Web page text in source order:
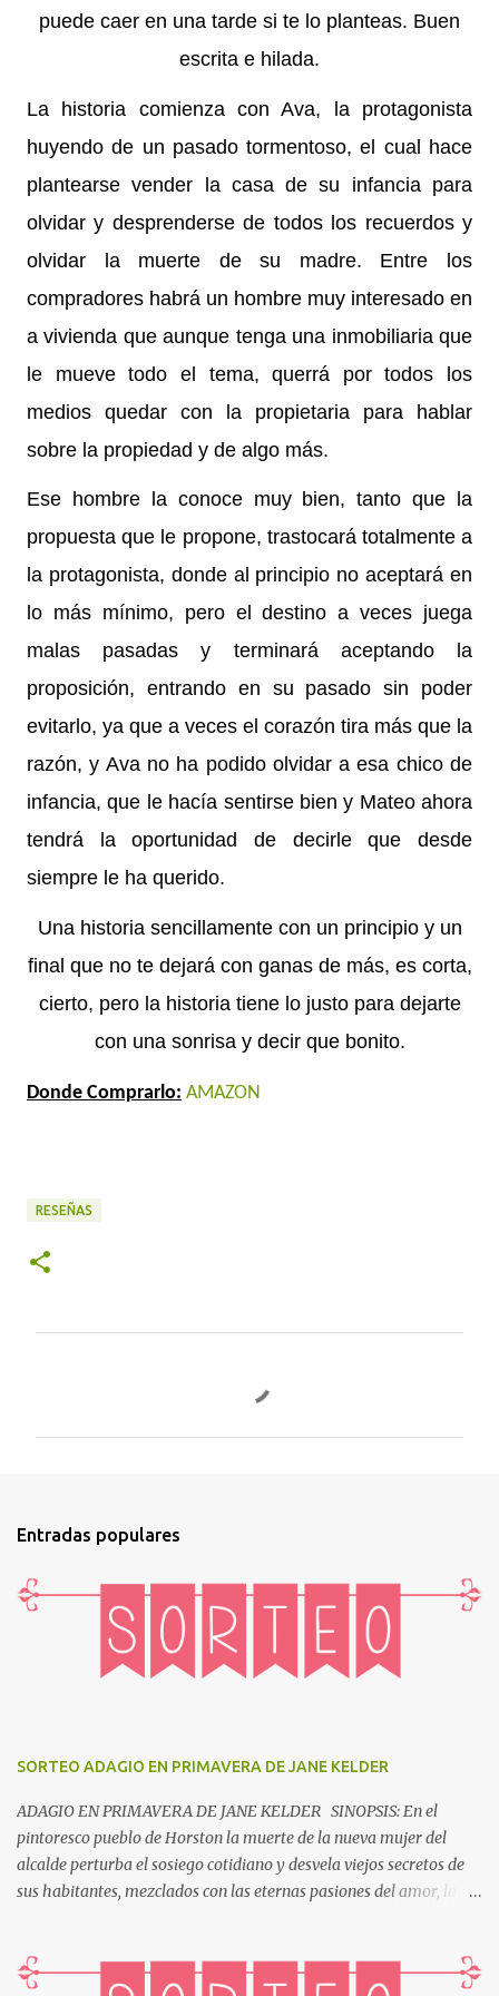
puede caer en una tarde si te lo planteas. Buen
escrita e hilada.
La historia comienza con Ava, la protagonista
huyendo de un pasado tormentoso, el cual hace
plantearse vender la casa de su infancia para
olvidar y desprenderse de todos los recuerdos y
olvidar la muerte de su madre. Entre los
compradores habrá un hombre muy interesado en
a vivienda que aunque tenga una inmobiliaria que
le mueve todo el tema, querrá por todos los
medios quedar con la propietaria para hablar
sobre la propiedad y de algo más.
Ese hombre la conoce muy bien, tanto que la
propuesta que le propone, trastocará totalmente a
la protagonista, donde al principio no aceptará en
lo más mínimo, pero el destino a veces juega
malas pasadas y terminará aceptando la
proposición, entrando en su pasado sin poder
evitarlo, ya que a veces el corazón tira más que la
razón, y Ava no ha podido olvidar a esa chico de
infancia, que le hacía sentirse bien y Mateo ahora
tendrá la oportunidad de decirle que desde
siempre le ha querido.
Una historia sencillamente con un principio y un
final que no te dejará con ganas de más, es corta,
cierto, pero la historia tiene lo justo para dejarte
con una sonrisa y decir que bonito.
Donde Comprarlo: AMAZON
RESEÑAS
t
r
i
Entradas populares
SORTEO ADAGIO EN PRIMAVERA DE JANE KELDER
ADAGIO EN PRIMAVERA DE JANE KELDER SINOPSIS: En el
pintoresco pueblo de Horston la muerte de la nueva mujer del
alcalde perturba el sosiego cotidiano y desvela viejos secretos de
sus habitantes, mezclados con las eternas pasiones del amor, la
alcalde. Ese hecho coincide con el derrumbe de las acciones del